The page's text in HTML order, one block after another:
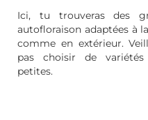
Ici, tu trouveras des
autofloraison adaptées à
comme en extérieur.
pas choisir de
petites.